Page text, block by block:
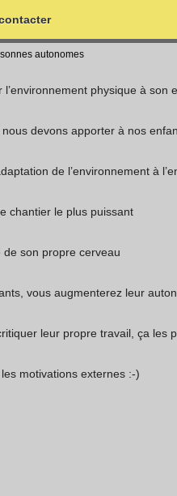
autonomes
physique à son
devons apporter à nos
de l’environnement à
chantier le plus puissant
de son propre cerveau
vous augmenterez leur
leur propre travail, ça les
motivations externes :-)